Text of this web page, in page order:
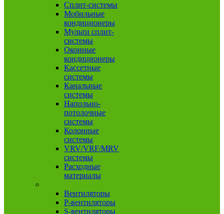
Сплит-системы
Мобильные
кондиционеры
Мульти сплит-
системы
Оконные
кондиционеры
Кассетные
системы
Канальные
системы
Напольно-
потолочные
системы
Колонные
системы
VRV/VRF/MRV
системы
Расходные
материалы
Вентиляторы
P-вентиляторы
S-вентиляторы